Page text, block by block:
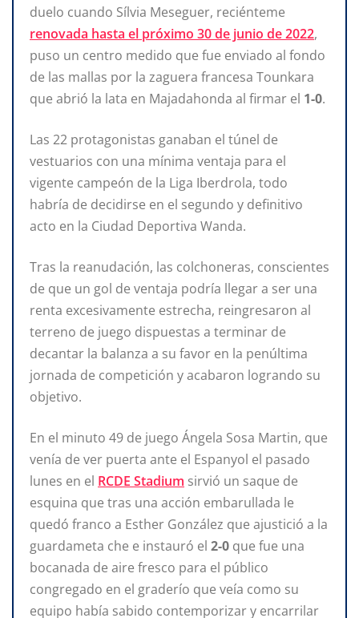
duelo cuando Sílvia Meseguer, reciénteme
renovada hasta el próximo 30 de junio de 2022,
puso un centro medido que fue enviado al fondo
de las mallas por la zaguera francesa Tounkara
que abrió la lata en Majadahonda al firmar el 1-0.
Las 22 protagonistas ganaban el túnel de
vestuarios con una mínima ventaja para el
vigente campeón de la Liga Iberdrola, todo
habría de decidirse en el segundo y definitivo
acto en la Ciudad Deportiva Wanda.
Tras la reanudación, las colchoneras, conscientes
de que un gol de ventaja podría llegar a ser una
renta excesivamente estrecha, reingresaron al
terreno de juego dispuestas a terminar de
decantar la balanza a su favor en la penúltima
jornada de competición y acabaron logrando su
objetivo.
En el minuto 49 de juego Ángela Sosa Martin, que
venía de ver puerta ante el Espanyol el pasado
lunes en el RCDE Stadium sirvió un saque de
esquina que tras una acción embarullada le
quedó franco a Esther González que ajustició a la
guardameta che e instauró el 2-0 que fue una
bocanada de aire fresco para el público
congregado en el graderío que veía como su
equipo había sabido contemporizar y encarrilar